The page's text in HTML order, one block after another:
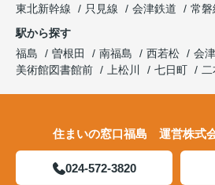
東北新幹線
只見線 会津鉄道 常磐
駅から探す
福島
曽根田 南福島 西若松
会
美術館図書館前
上松川 七日町
住まいの窓口福島 運営株式
024-572-3820